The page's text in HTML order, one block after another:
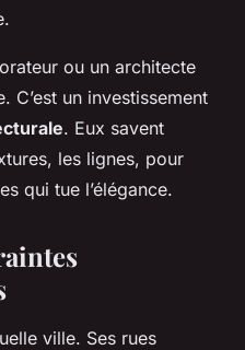
ou un architecte
C’est un investissement
. Eux savent
les lignes, pour
qui tue l’élégance.
ville. Ses rues